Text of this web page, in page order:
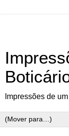
Impressões de